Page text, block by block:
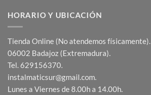
HORARIO Y UBICACIÓN
Tienda Online (No atendemos físicamente).
06002 Badajoz (Extremadura).
Tel. 629156370.
instalmaticsur@gmail.com.
Lunes a Viernes de 8.00h a 14.00h.